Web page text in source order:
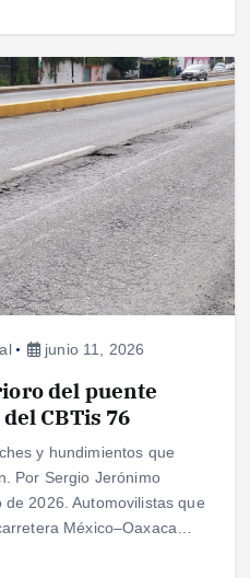
junio 11, 2026
del puente
CBTis 76
y hundimientos que
Por Sergio Jerónimo
2026. Automovilistas que
México–Oaxaca…